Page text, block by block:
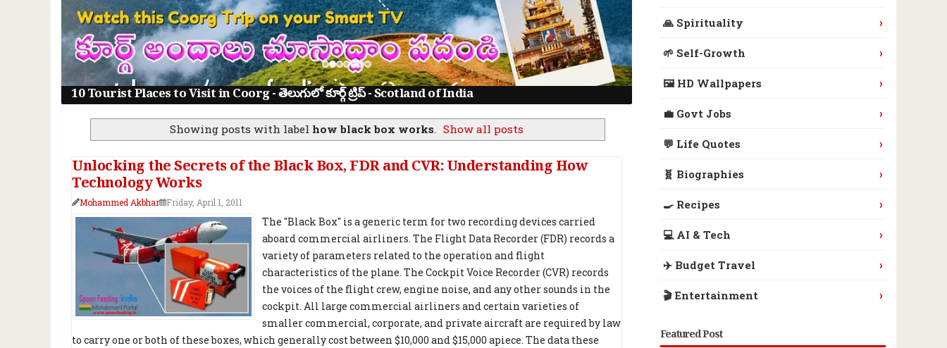
10 Tourist Places to Visit in Coorg - తెలుగులో కూర్గ్ ట్రిప్ - Scotland of India
Showing posts with label how black box works. Show all posts
Unlocking the Secrets of the Black Box, FDR and CVR: Understanding How
Technology Works
Mohammed Akbhar Friday, April 1, 2011
The "Black Box" is a generic term for two recording devices carried
aboard commercial airliners. The Flight Data Recorder (FDR) records a
variety of parameters related to the operation and flight
characteristics of the plane. The Cockpit Voice Recorder (CVR) records
the voices of the flight crew, engine noise, and any other sounds in the
cockpit. All large commercial airliners and certain varieties of
smaller commercial, corporate, and private aircraft are required by law
to carry one or both of these boxes, which generally cost between $10,000 and $15,000 apiece. The data these
🙏 Spirituality ›
🌱 Self-Growth ›
🖼️ HD Wallpapers ›
💼 Govt Jobs ›
💬 Life Quotes ›
🧬 Biographies ›
🍳 Recipes ›
💻 AI & Tech ›
✈️ Budget Travel ›
🎬 Entertainment ›
Featured Post